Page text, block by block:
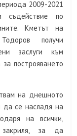
2009-2021
съдействие по
Кметът на
получи
заслуги към
построяването
на днешното
да се насладя на
на всички,
за да